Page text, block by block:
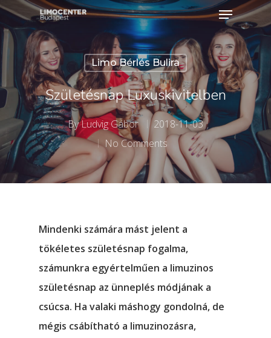
Hit enter to search or ESC to close
Limo Bérlés Bulira
Születésnap Luxuskivitelben
ByLudvig Gábor
2018-11-03
No Comments
Mindenki számára mást jelent a
tökéletes születésnap fogalma,
számunkra egyértelműen a limuzinos
születésnap az ünneplés módjának a
csúcsa. Ha valaki máshogy gondolná, de
mégis csábítható a limuzinozásra,